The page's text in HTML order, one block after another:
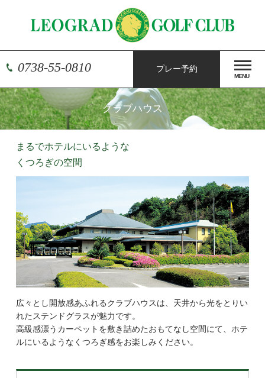
0738-55-0810 プレー予約
MENU
クラブハウス
まるでホテルにいるような
くつろぎの空間
広々とし開放感あふれるクラブハウスは、天井から光をとりい
れたステンドグラスが魅力です。
高級感漂うカーペットを敷き詰めたおもてなし空間にて、ホテ
ルにいるようなくつろぎ感をお楽しみください。